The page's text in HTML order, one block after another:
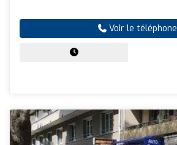
Voir le téléphone